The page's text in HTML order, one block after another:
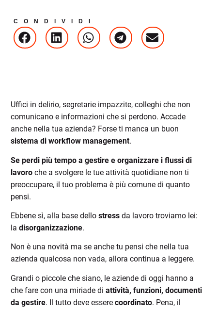
CONDIVIDI
Uffici in delirio, segretarie impazzite, colleghi che non
comunicano e informazioni che si perdono. Accade
anche nella tua azienda? Forse ti manca un buon
sistema di workflow management.
Se perdi più tempo a gestire e organizzare i flussi di
lavoro che a svolgere le tue attività quotidiane non ti
preoccupare, il tuo problema è più comune di quanto
pensi.
Ebbene sì, alla base dellostress da lavoro troviamo lei:
ladisorganizzazione.
Non è una novità ma se anche tu pensi che nella tua
azienda qualcosa non vada, allora continua a leggere.
Grandi o piccole che siano, le aziende di oggi hanno a
che fare con una miriade di attività, funzioni, documenti
da gestire. Il tutto deve esserecoordinato. Pena, il